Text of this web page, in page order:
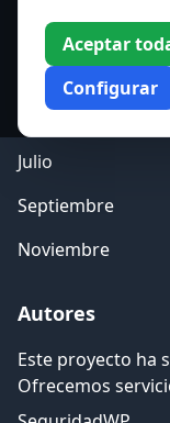
Aceptar
Configurar
Enero
Marzo
Mayo
Julio
Septiembre
Noviembre
Autores
Este proyecto ha
Ofrecemos